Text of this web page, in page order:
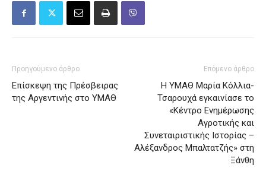
Προηγούμενο άρθρο
Επίσκεψη της Πρέσβειρας
της Αργεντινής στο ΥΜΑΘ
Επόμενο άρθρο
Η ΥΜΑΘ Μαρία Κόλλια-
Τσαρουχά εγκαινίασε το
«Κέντρο Ενημέρωσης
Αγροτικής και
Συνεταιριστικής Ιστορίας –
Αλέξανδρος Μπαλτατζής» στη
Ξάνθη